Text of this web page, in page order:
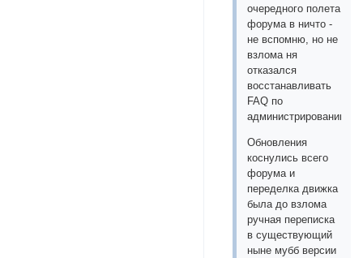
очередного полета
форума в ничто -
не вспомню, но не
взлома ня
отказался
восстанавливать
FAQ по
администрированию.
Обновления
коснулись всего
форума и
переделка движка
была до взлома
ручная переписка
в существующий
ныне мубб версии